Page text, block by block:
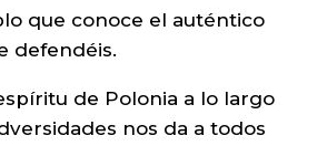
que conoce el auténtico
defendéis.
de Polonia a lo largo
nos da a todos